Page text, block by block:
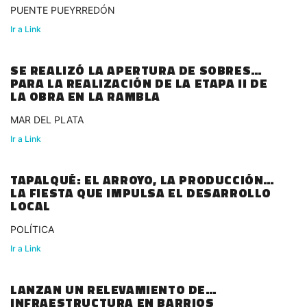
PUENTE PUEYRREDÓN
Ir a Link
SE REALIZÓ LA APERTURA DE SOBRES
PARA LA REALIZACIÓN DE LA ETAPA II DE
LA OBRA EN LA RAMBLA
MAR DEL PLATA
Ir a Link
TAPALQUÉ: EL ARROYO, LA PRODUCCIÓN Y
LA FIESTA QUE IMPULSA EL DESARROLLO
LOCAL
POLÍTICA
Ir a Link
LANZAN UN RELEVAMIENTO DE
INFRAESTRUCTURA EN BARRIOS